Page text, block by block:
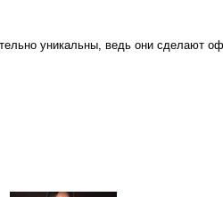
уникальны, ведь они